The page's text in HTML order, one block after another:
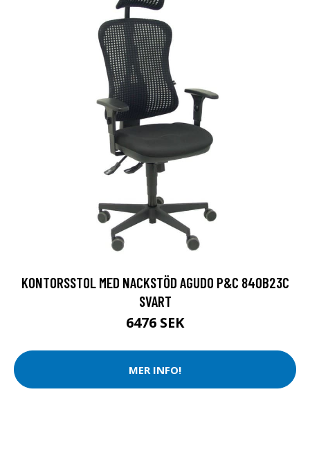
KONTORSSTOL MED NACKSTÖD AGUDO P&C 840B23C
SVART
6476 SEK
MER INFO!